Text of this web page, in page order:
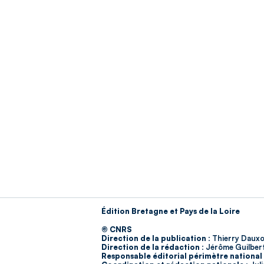
Édition Bretagne et Pays de la Loire
© CNRS
Direction de la publication : Thierry
Direction de la rédaction : Jérôme
Responsable éditorial périmètre national